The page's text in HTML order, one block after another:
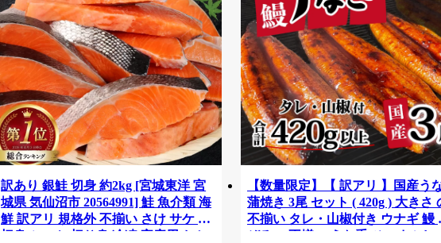
訳あり 銀鮭 切身 約2kg [宮城東洋 宮
城県 気仙沼市 20564991] 鮭 魚介類 海
鮮 訳アリ 規格外 不揃い さけ サケ 鮭
切身 シャケ 切り身 冷凍 家庭用 おか
【数量限定】【 訳アリ 】国産う
蒲焼き 3尾 セット ( 420g ) 大きさ
不揃い タレ・山椒付き ウナギ 鰻
ぞろい 不揃い うな重 ひつまぶし